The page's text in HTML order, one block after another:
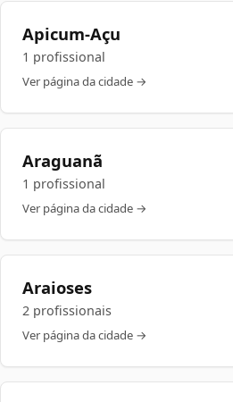
Apicum-Açu
1 profissional
Ver página da cidade →
Araguanã
1 profissional
Ver página da cidade →
Araioses
2 profissionais
Ver página da cidade →